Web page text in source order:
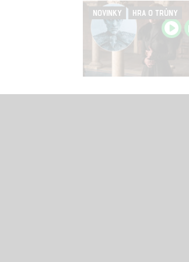
NOVINKY HRA O TRŮNY